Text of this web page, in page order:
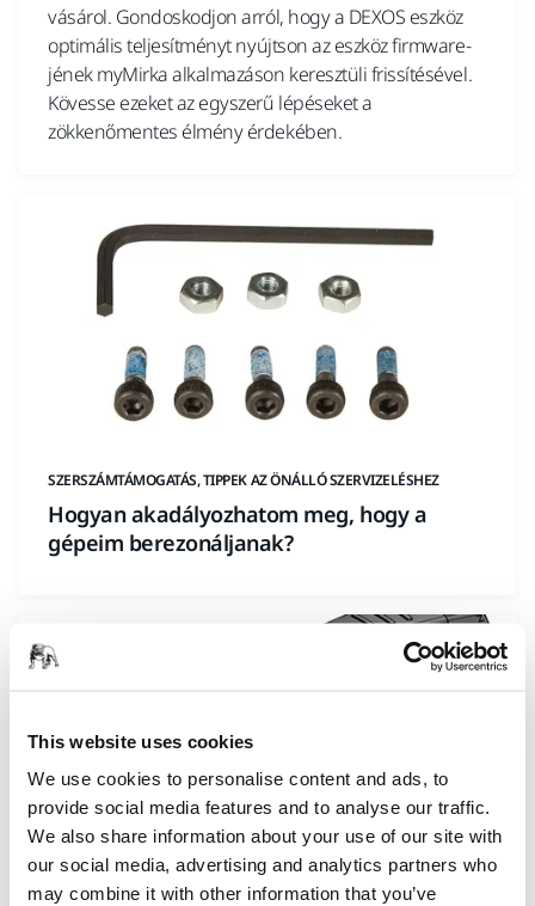
This website uses cookies
We use cookies to personalise content and ads, to
provide social media features and to analyse our traffic.
We also share information about your use of our site with
our social media, advertising and analytics partners who
may combine it with other information that you’ve
vásárol. Gondoskodjon arról, hogy a DEXOS eszköz
optimális teljesítményt nyújtson az eszköz firmware-
jének myMirka alkalmazáson keresztüli frissítésével.
Kövesse ezeket az egyszerű lépéseket a
zökkenőmentes élmény érdekében.
SZERSZÁMTÁMOGATÁS, TIPPEK AZ ÖNÁLLÓ SZERVIZELÉSHEZ
Hogyan akadályozhatom meg, hogy a
gépeim berezonáljanak?
SZERSZÁMTÁMOGATÁS, TIPPEK AZ ÖNÁLLÓ SZERVIZELÉSHEZ